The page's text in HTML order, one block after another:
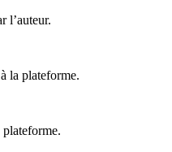
l’auteur.
la plateforme.